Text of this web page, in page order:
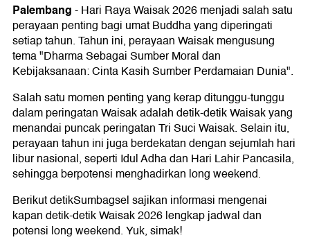
Jadwal Rangkaian Waisak Nasional 2026
Potensi Long Weekend Waisak 2026
Palembang-Hari Raya Waisak 2026 menjadi salah satu
perayaan penting bagi umat Buddha yang diperingati
setiap tahun. Tahun ini, perayaan Waisak mengusung
tema "Dharma Sebagai Sumber Moral dan
Kebijaksanaan: Cinta Kasih Sumber Perdamaian Dunia".
Salah satu momen penting yang kerap ditunggu-tunggu
dalam peringatan Waisak adalah detik-detik Waisak yang
menandai puncak peringatan Tri Suci Waisak. Selain itu,
perayaan tahun ini juga berdekatan dengan sejumlah hari
libur nasional, seperti Idul Adha dan Hari Lahir Pancasila,
sehingga berpotensi menghadirkan long weekend.
Berikut detikSumbagsel sajikan informasi mengenai
kapan detik-detik Waisak 2026 lengkap jadwal dan
potensi long weekend. Yuk, simak!